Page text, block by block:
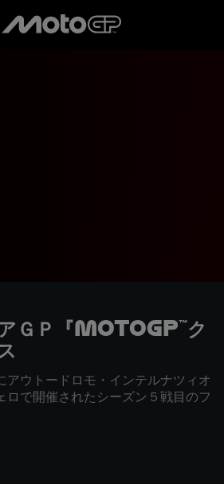
アＧＰ『MotoGP™ク
アウトードロモ・インテルナツィオ
ロで開催されたシーズン５戦目のフ